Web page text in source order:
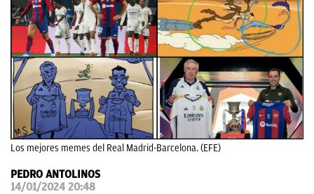
DIRECTO
FEMENINO
PAPARAZZI
OKDIARIO
Los mejores memes del Real Madrid-Barcelona. (EFE)
PEDRO ANTOLINOS
14/01/2024 20:48